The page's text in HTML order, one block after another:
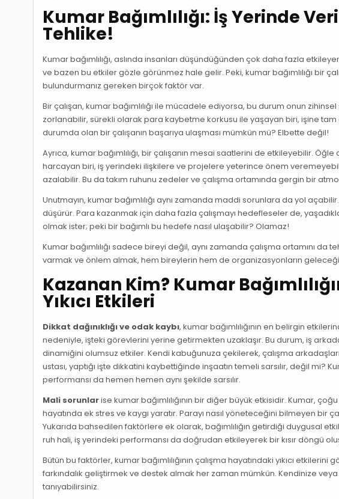
Kumar Bağımlılığı: İş Yerinde
Tehlike!
Kumar bağımlılığı, aslında insanları düşündüğünden çok daha fazla
ve bazen bu etkiler gözle görünmez hale gelir. Peki, kumar bağımlılığı bir
bulundurmanız gereken birçok faktör var.
Bir çalışan, kumar bağımlılığı ile mücadele ediyorsa, bu durum onun
zorlanabilir, sürekli olarak para kaybetme korkusu ile yaşayan biri, işine
durumda olan bir çalışanın başarıya ulaşması mümkün mü? Elbette değil!
Ayrıca, kumar bağımlılığı, bir çalışanın mesai saatlerini de etkileyebilir.
harcayan biri, iş yerindeki ilişkilere ve projelere yeterince önem
azalabilir. Bu da takım ruhunu zedeler ve çalışma ortamında gergin bir
Unutmayın, kumar bağımlılığı aynı zamanda maddi sorunlara da yol
düşürür. Para kazanmak için daha fazla çalışmayı hedefleseler de,
olmak ister; peki bir bağımlı bu hedefe nasıl ulaşabilir? Olamaz!
Kumar bağımlılığı sadece bireyi değil, aynı zamanda çalışma ortamını
varmak ve önlem almak, hem bireylerin hem de organizasyonların
Kazanan Kim? Kumar
Yıkıcı Etkileri
Dikkat dağınıklığı ve odak kaybı, kumar bağımlılığının en belirgin
nedeniyle, işteki görevlerini yerine getirmekten uzaklaşır. Bu durum, iş
dinamiğini olumsuz etkiler. Kendi kabuğunuza çekilerek, çalışma
ustası, yaptığı işte dikkatini kaybettiğinde inşaatın temeli sarsılır, değil mi?
performansı da hemen hemen aynı şekilde sarsılır.
Mali sorunlarise kumar bağımlılığının bir diğer büyük etkisidir. Kumar,
hayatında ek stres ve kaygı yaratır. Parayı nasıl yöneteceğini bilmeyen bir
Yukarıda bahsedilen faktörlere ek olarak, bağımlılığın getirdiği duygusal
ruh hali, iş yerindeki performansı da doğrudan etkileyerek bir kısır döngü
Bütün bu faktörler, kumar bağımlılığının çalışma hayatındaki yıkıcı
farkındalık geliştirmek ve destek almak her zaman mümkün. Kendinize veya
tanıyabilirsiniz.